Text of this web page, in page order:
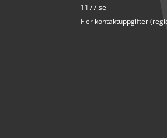
1177.se
Fler kontaktuppgifter